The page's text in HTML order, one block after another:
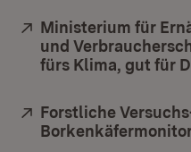
Extern:
Ministerium für
und
fürs Klima, gut für
Extern:
Forstliche